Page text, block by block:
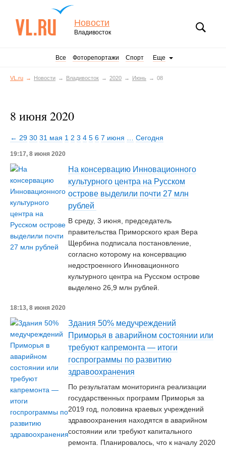
Новости
Владивосток
Все Фоторепортажи Спорт Еще
VL.ru Новости Владивосток 2020 Июнь 08
8 июня 2020
← 29 30 31 мая 1 2 3 4 5 6 7 июня Сегодня
19:17, 8 июня 2020
На консервацию Инновационного
культурного центра на Русском
острове выделили почти 27 млн
рублей
В среду, 3 июня, председатель
правительства Приморского края Вера
Щербина подписала постановление,
согласно которому на консервацию
недостроенного Инновационного
культурного центра на Русском острове
выделено 26,9 млн рублей.
18:13, 8 июня 2020
Здания 50% медучреждений
Приморья в аварийном состоянии или
требуют капремонта — итоги
госпрограммы по развитию
здравоохранения
По результатам мониторинга реализации
государственных программ Приморья за
2019 год, половина краевых учреждений
здравоохранения находятся в аварийном
состоянии или требуют капитального
ремонта. Планировалось, что к началу 2020